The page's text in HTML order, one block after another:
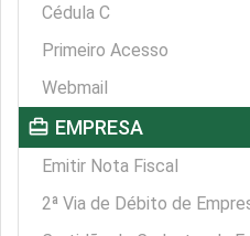
Cédula C
Primeiro Acesso
Webmail
card_travel EMPRESA
Emitir Nota Fiscal
2ª Via de Débito de